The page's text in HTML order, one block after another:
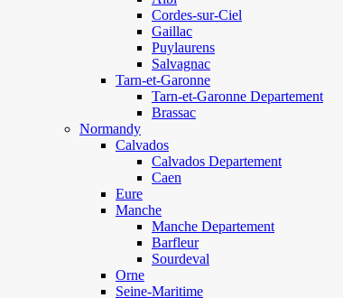
Cordes-sur-Ciel
Gaillac
Puylaurens
Salvagnac
Tarn-et-Garonne
Tarn-et-Garonne Departement
Brassac
Normandy
Calvados
Calvados Departement
Caen
Eure
Manche
Manche Departement
Barfleur
Sourdeval
Orne
Seine-Maritime